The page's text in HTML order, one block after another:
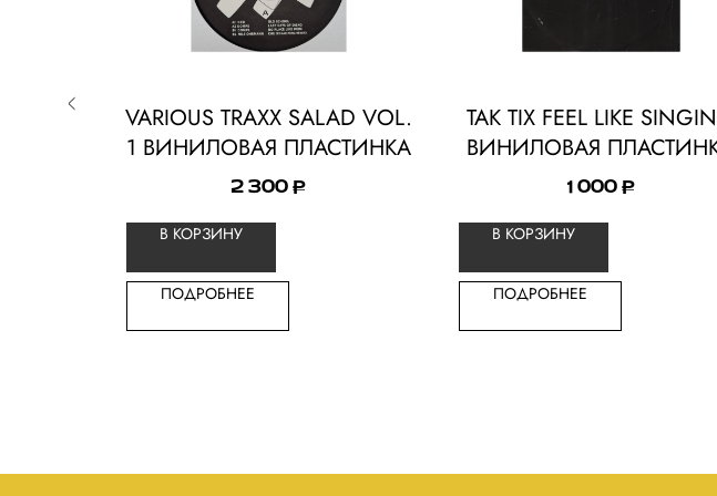
VARIOUS TRAXX SALAD VOL.
1 ВИНИЛОВАЯ ПЛАСТИНКА
2 300 ₽
В КОРЗИНУ
ПОДРОБНЕЕ
TAK TIX FEEL LIKE
ВИНИЛОВАЯ
1 000 ₽
В КОРЗИНУ
ПОДРОБНЕЕ